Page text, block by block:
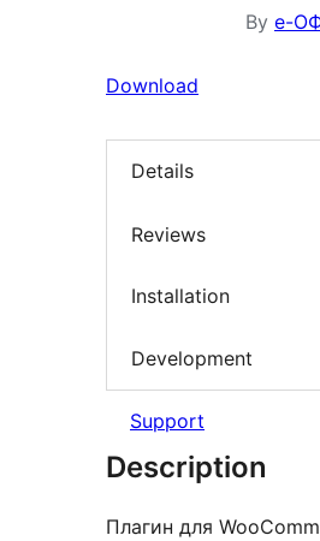
By е-
Download
Details
Reviews
Installation
Development
Support
Description
Плагин для